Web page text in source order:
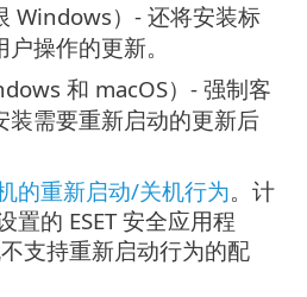
Windows）- 还将安装标
操作的更新。
和 macOS）- 强制客
装需要重新启动的更新后
的重新启动/关机行为。计
置的 ESET 安全应用程
支持重新启动行为的配